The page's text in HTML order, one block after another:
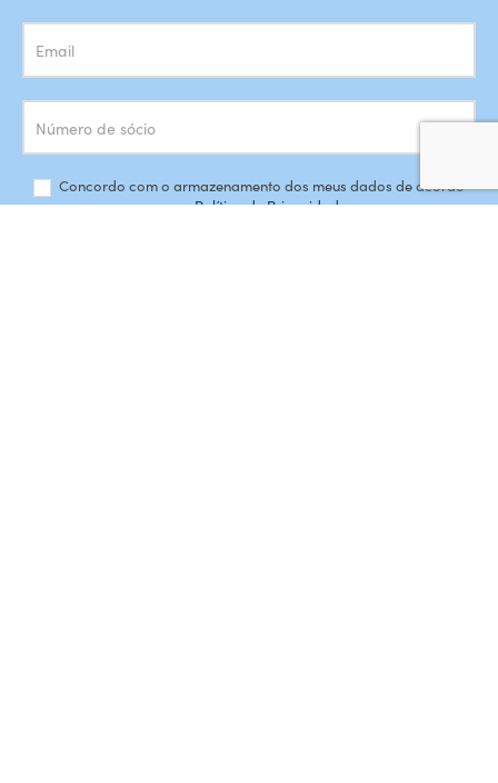
Concordo com o armazenamento dos meus dados de acordo
com aPolítica de Privacidade